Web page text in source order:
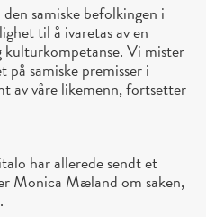
samiske befolkingen i
til å ivaretas av en
Vi mister
samiske premisser i
av våre likemenn, fortsetter
har allerede sendt et
Monica Mæland om saken,